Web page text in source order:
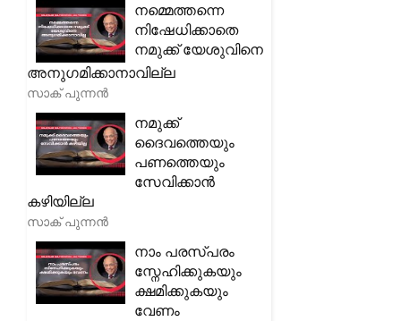
നമ്മെത്തന്നെ
നിഷേധിക്കാതെ
നമുക്ക് യേശുവിനെ
അനുഗമിക്കാനാവില്ല
സാക് പുന്നൻ
നമുക്ക്
ദൈവത്തെയും
പണത്തെയും
സേവിക്കാൻ
കഴിയില്ല
സാക് പുന്നൻ
നാം പരസ്പരം
സ്നേഹിക്കുകയും
ക്ഷമിക്കുകയും
വേണം